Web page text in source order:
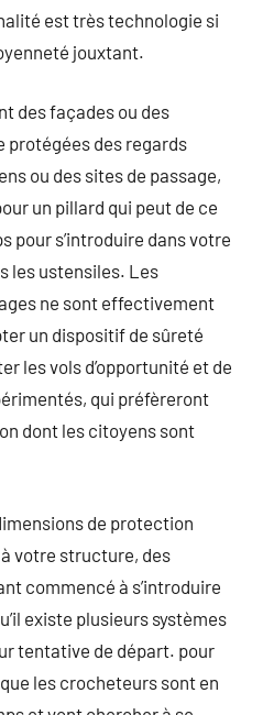
est très technologie si
jouxtant.
des façades ou des
protégées des regards
ou des sites de passage,
un pillard qui peut de ce
pour s’introduire dans votre
les ustensiles. Les
ne sont effectivement
un dispositif de sûreté
les vols d’opportunité et de
qui préfèreront
dont les citoyens sont
de protection
votre structure, des
commencé à s’introduire
existe plusieurs systèmes
tentative de départ. pour
les crocheteurs sont en